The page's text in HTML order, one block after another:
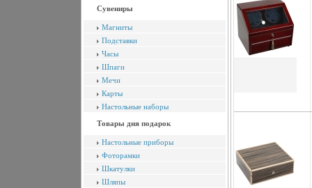
Сувениры
Магниты
Подставки
Часы
Шпаги
Мечи
Карты
Настольные наборы
Товары дня подарок
Настольные приборы
Фоторамки
Шкатулки
Шляпы